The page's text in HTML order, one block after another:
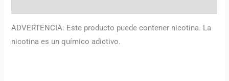
ADVERTENCIA: Este producto puede contener nicotina. La
nicotina es un químico adictivo.